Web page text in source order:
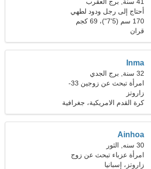
أحتاج إلى رجل ودود لطهي
الطعام معًا
170 سم (5'7")، 69 كجم
(152 رطلا)
قران
Inma
32 سنة, برج الجدي
امرأة تبحث عن زوجين 33-
44
زاروتز
كرة القدم الامريكية، جغرافية
Ainhoa
30 سنه, الثور
امرأة عزباء تبحث عن زوج
زاروتز، إسبانيا